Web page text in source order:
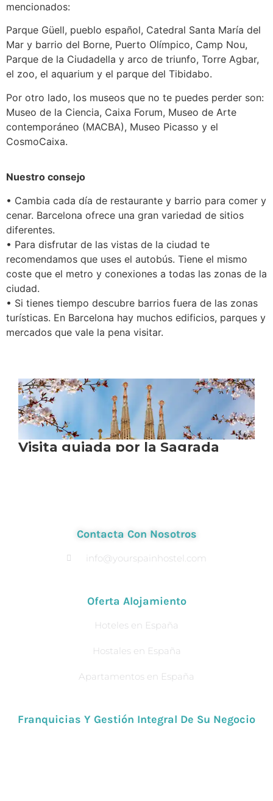
mencionados:
Parque Güell, pueblo español, Catedral Santa María del
Mar y barrio del Borne, Puerto Olímpico, Camp Nou,
Parque de la Ciudadella y arco de triunfo, Torre Agbar,
el zoo, el aquarium y el parque del Tibidabo.
Por otro lado, los museos que no te puedes perder son:
Museo de la Ciencia, Caixa Forum, Museo de Arte
contemporáneo (MACBA), Museo Picasso y el
CosmoCaixa.
Nuestro consejo
• Cambia cada día de restaurante y barrio para comer y
cenar. Barcelona ofrece una gran variedad de sitios
diferentes.
• Para disfrutar de las vistas de la ciudad te
recomendamos que uses el autobús. Tiene el mismo
coste que el metro y conexiones a todas las zonas de la
ciudad.
• Si tienes tiempo descubre barrios fuera de las zonas
turísticas. En Barcelona hay muchos edificios, parques y
mercados que vale la pena visitar.
Contacta Con Nosotros
info@yourspainhostel.com
Oferta Alojamiento
Hoteles en España
Hostales en España
Apartamentos en España
Franquicias Y Gestión Integral De Su Negocio